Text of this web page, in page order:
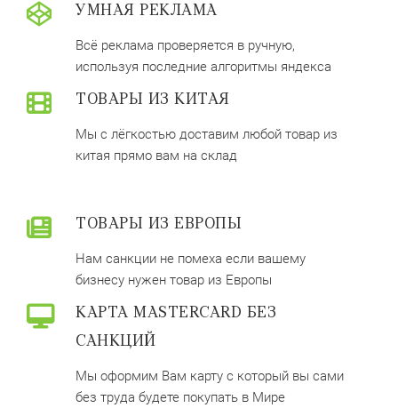
УМНАЯ РЕКЛАМА
Всё реклама проверяется в ручную,
используя последние алгоритмы яндекса
ТОВАРЫ ИЗ КИТАЯ
Мы с лёгкостью доставим любой товар из
китая прямо вам на склад
ТОВАРЫ ИЗ ЕВРОПЫ
Нам санкции не помеха если вашему
бизнесу нужен товар из Европы
КАРТА MASTERCARD БЕЗ
САНКЦИЙ
Мы оформим Вам карту с который вы сами
без труда будете покупать в Мире